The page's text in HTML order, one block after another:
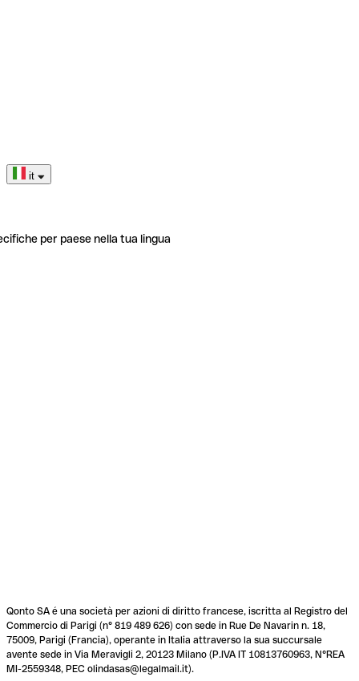
it
per paese nella tua lingua
Qonto SA é una società per azioni di diritto francese, iscritta al Registro del
Commercio di Parigi (n° 819 489 626) con sede in Rue De Navarin n. 18,
75009, Parigi (Francia), operante in Italia attraverso la sua succursale
avente sede in Via Meravigli 2, 20123 Milano (P.IVA IT 10813760963, N°REA
MI-2559348, PEC olindasas@legalmail.it).